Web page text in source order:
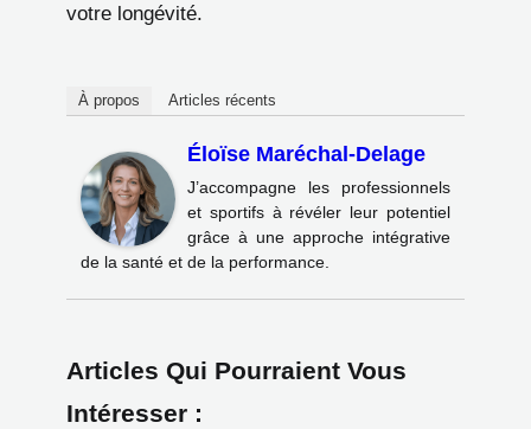
votre longévité.
À propos Articles récents
Éloïse Maréchal-Delage
J’accompagne les professionnels
et sportifs à révéler leur potentiel
grâce à une approche intégrative
de la santé et de la performance.
Articles Qui Pourraient Vous
Intéresser :